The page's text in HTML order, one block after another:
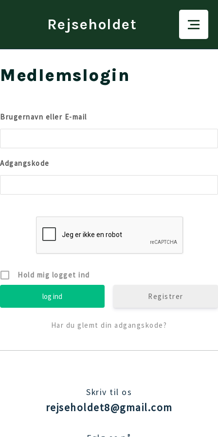
Rejseholdet
Medlemslogin
Brugernavn eller E-mail
Adgangskode
Hold mig logget ind
Registrer
Har du glemt din adgangskode?
Skriv til os
rejseholdet8@gmail.com